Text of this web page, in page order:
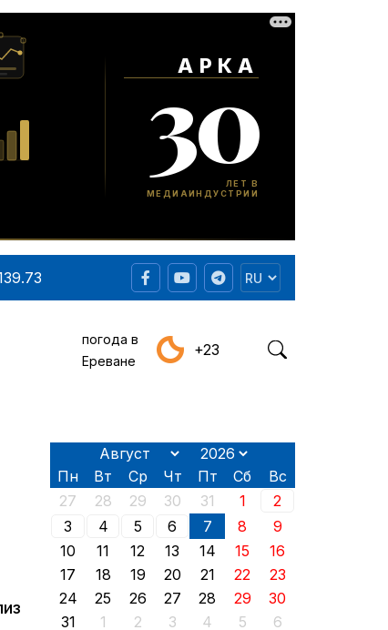
погода в
Ереване
+23
Пн Вт Ср Чт Пт Сб
Вс
27
28 29 30 31 1
2
3
4 5 6 7 8
9
10
11 12 13 14 15
16
17
18 19 20 21 22
23
24
25 26 27 28 29
30
31
1 2 3 4 5 6